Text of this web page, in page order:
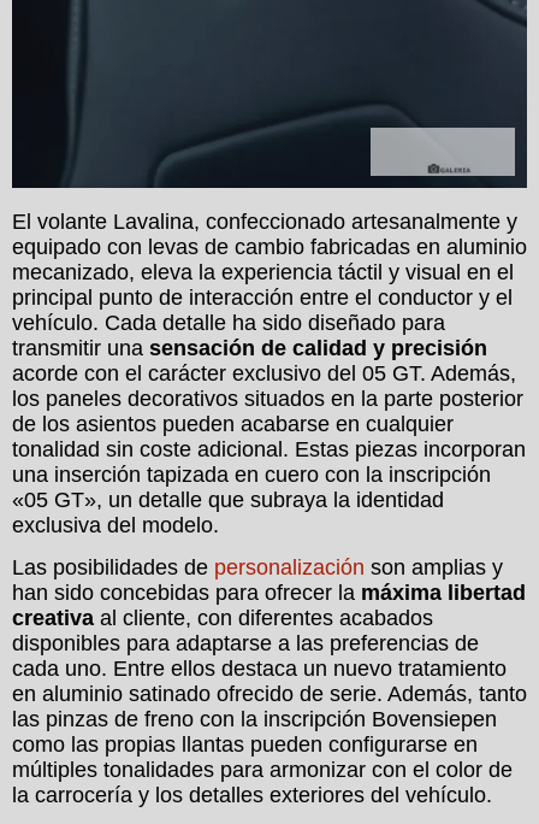
El volante Lavalina, confeccionado artesanalmente y
equipado con levas de cambio fabricadas en aluminio
mecanizado, eleva la experiencia táctil y visual en el
principal punto de interacción entre el conductor y el
vehículo. Cada detalle ha sido diseñado para
transmitir una sensación de calidad y precisión
acorde con el carácter exclusivo del 05 GT. Además,
los paneles decorativos situados en la parte posterior
de los asientos pueden acabarse en cualquier
tonalidad sin coste adicional. Estas piezas incorporan
una inserción tapizada en cuero con la inscripción
«05 GT», un detalle que subraya la identidad
exclusiva del modelo.
Las posibilidades de personalización son amplias y
han sido concebidas para ofrecer la máxima libertad
creativa al cliente, con diferentes acabados
disponibles para adaptarse a las preferencias de
cada uno. Entre ellos destaca un nuevo tratamiento
en aluminio satinado ofrecido de serie. Además, tanto
las pinzas de freno con la inscripción Bovensiepen
como las propias llantas pueden configurarse en
múltiples tonalidades para armonizar con el color de
la carrocería y los detalles exteriores del vehículo.